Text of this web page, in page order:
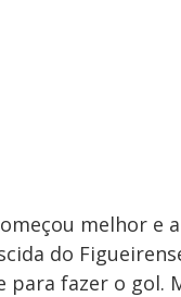
melhor e
do
para fazer o gol.